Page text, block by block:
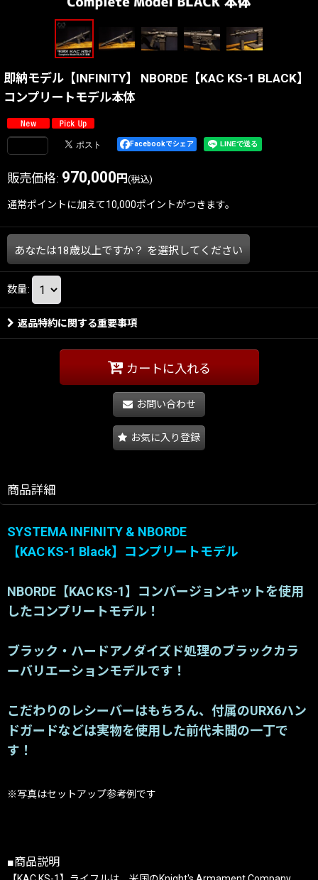
即納モデル【INFINITY】 NBORDE【KAC KS-1 BLACK】
コンプリートモデル本体
Facebookでシェア
販売価格: 970,000 円 (税込)
通常ポイントに加えて10,000ポイントがつきます。
あなたは18歳以上ですか？ を選択してください
数量:
返品特約に関する重要事項
カートに入れる
お問い合わせ
お気に入り登録
商品詳細
SYSTEMA INFINITY & NBORDE
【KAC KS-1 Black】コンプリートモデル
NBORDE【KAC KS-1】コンバージョンキットを使用
したコンプリートモデル！
ブラック・ハードアノダイズド処理のブラックカラ
ーバリエーションモデルです！
こだわりのレシーバーはもちろん、付属のURX6ハン
ドガードなどは実物を使用した前代未聞の一丁で
す！
※写真はセットアップ参考例です
■商品説明